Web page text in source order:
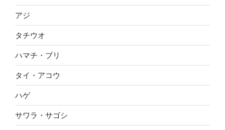
アジ
タチウオ
ハマチ・ブリ
タイ・アコウ
ハゲ
サワラ・サゴシ